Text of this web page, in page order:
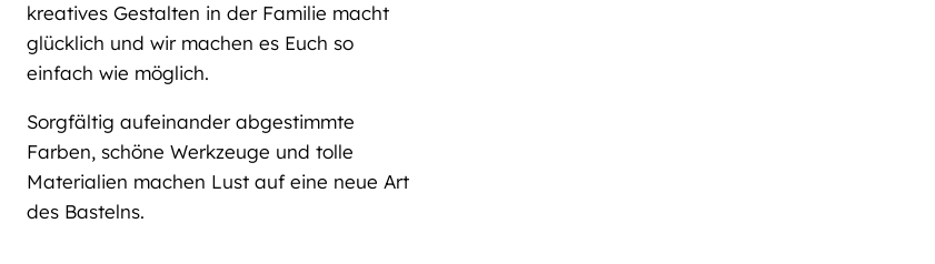
kreatives Gestalten in der Familie macht
glücklich und wir machen es Euch so
einfach wie möglich.
Sorgfältig aufeinander abgestimmte
Farben, schöne Werkzeuge und tolle
Materialien machen Lust auf eine neue Art
des Bastelns.